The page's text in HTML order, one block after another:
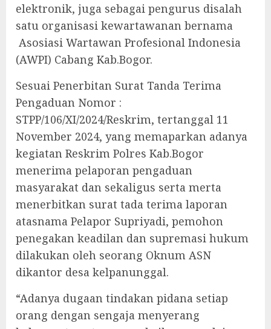
elektronik, juga sebagai pengurus disalah
satu organisasi kewartawanan bernama
Asosiasi Wartawan Profesional Indonesia
(AWPI) Cabang Kab.Bogor.
Sesuai Penerbitan Surat Tanda Terima
Pengaduan Nomor :
STPP/106/XI/2024/Reskrim, tertanggal 11
November 2024, yang memaparkan adanya
kegiatan Reskrim Polres Kab.Bogor
menerima pelaporan pengaduan
masyarakat dan sekaligus serta merta
menerbitkan surat tada terima laporan
atasnama Pelapor Supriyadi, pemohon
penegakan keadilan dan supremasi hukum
dilakukan oleh seorang Oknum ASN
dikantor desa kelpanunggal.
“Adanya dugaan tindakan pidana setiap
orang dengan sengaja menyerang